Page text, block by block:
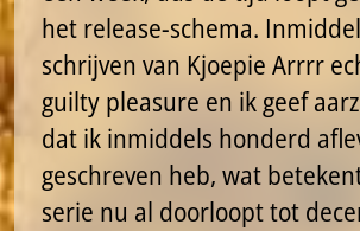
het release-schema.
schrijven van Kjoepie Arrrr
guilty pleasure en ik geef
dat ik inmiddels honderd
geschreven heb, wat
serie nu al doorloopt tot